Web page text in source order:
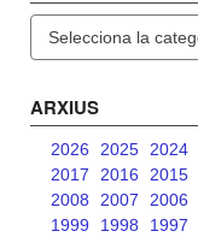
ARXIUS
2026 2025 2024
2017
2016 2015
2008
2007 2006
1999
1998 1997